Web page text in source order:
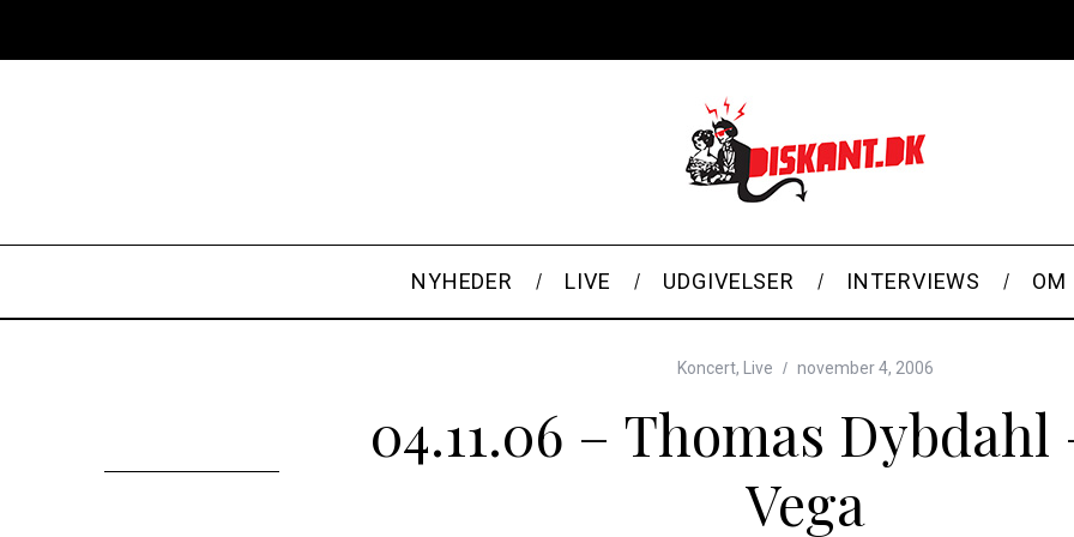
NYHEDER LIVE UDGIVELSER INTERVIEWS OM
Koncert, Live november 4, 2006
04.11.06 – Thomas Dybdahl
Vega